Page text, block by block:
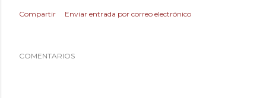
Compartir Enviar entrada por correo electrónico
COMENTARIOS